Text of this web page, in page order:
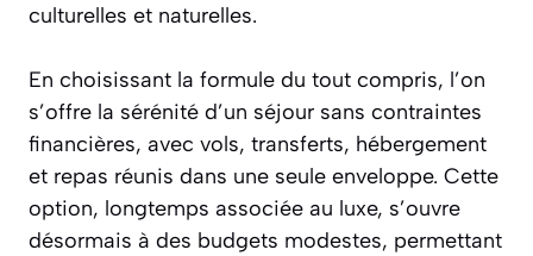
culturelles et naturelles.
En choisissant la formule du tout compris, l’on
s’offre la sérénité d’un séjour sans contraintes
financières, avec vols, transferts, hébergement
et repas réunis dans une seule enveloppe. Cette
option, longtemps associée au luxe, s’ouvre
désormais à des budgets modestes, permettant